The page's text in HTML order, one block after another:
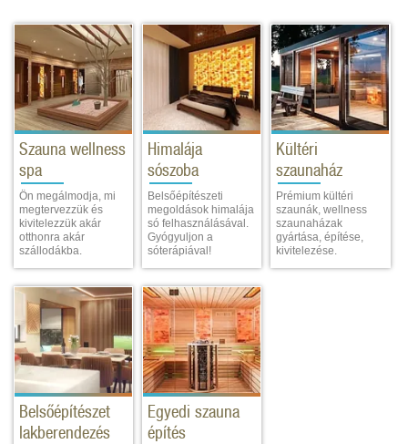
Szauna wellness
spa
Ön megálmodja, mi
megtervezzük és
kivitelezzük akár
otthonra akár
szállodákba.
Himalája
sószoba
Belsőépítészeti
megoldások himalája
só felhasználásával.
Gyógyuljon a
sóterápiával!
Kültéri
szaunaház
Prémium kültéri
szaunák, wellness
szaunaházak
gyártása, építése,
kivitelezése.
Belsőépítészet
lakberendezés
Egyedi szauna
építés